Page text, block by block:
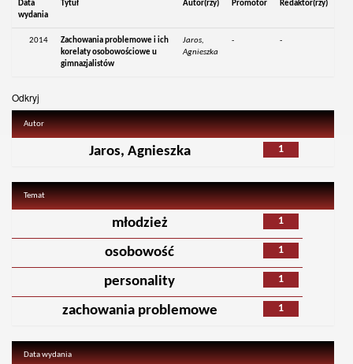
Data
wydania
Tytuł Autor(rzy) Promotor Redaktor(rzy)
2014
Zachowania problemowe i ich
korelaty osobowościowe u
gimnazjalistów
Jaros,
Agnieszka
- -
Odkryj
Autor
1
Jaros, Agnieszka
Temat
1
młodzież
1
osobowość
1
personality
1
zachowania problemowe
Data wydania